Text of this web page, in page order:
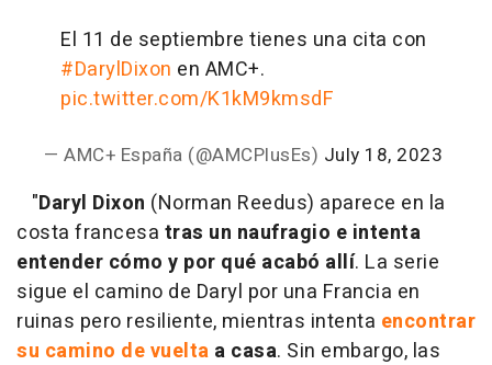
El 11 de septiembre tienes una cita con
#DarylDixon en AMC+.
pic.twitter.com/K1kM9kmsdF
— AMC+ España (@AMCPlusEs) July 18, 2023
"Daryl Dixon (Norman Reedus) aparece en la
costa francesa tras un naufragio e intenta
entender cómo y por qué acabó allí. La serie
sigue el camino de Daryl por una Francia en
ruinas pero resiliente, mientras intenta encontrar
su camino de vuelta a casa. Sin embargo, las